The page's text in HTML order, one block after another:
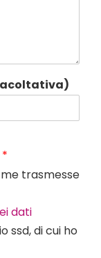
*
trasmesse
dati
ssd, di cui ho